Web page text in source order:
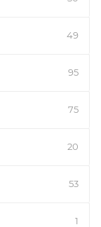
49
95
75
20
53
1